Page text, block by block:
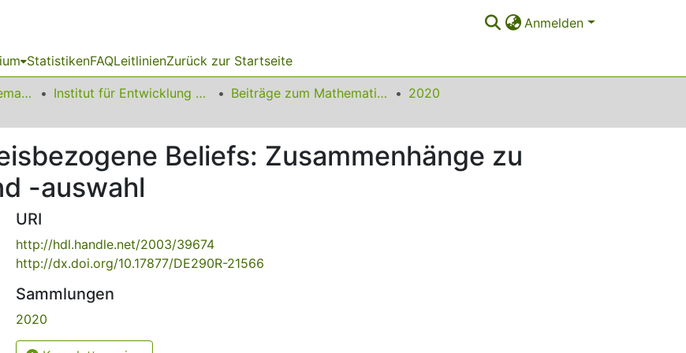
Anmelden
StatistikenFAQLeitlinienZurück zur Startseite
01 Fakultät für Mathematik Institut für Entwicklung und Erforschung des Mathematikunterrichts Beiträge zum Mathematikunterricht
2020
Beliefs: Zusammenhänge zu
-auswahl
URI
http://hdl.handle.net/2003/39674
http://dx.doi.org/10.17877/DE290R-21566
Sammlungen
2020